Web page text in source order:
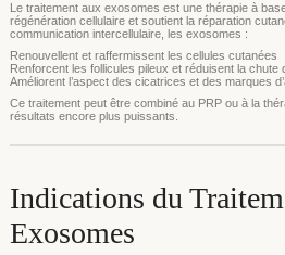
Le traitement aux exosomes est une thérapie à
régénération cellulaire et soutient la réparation
communication intercellulaire, les exosomes :
Renouvellent et raffermissent les cellules cutanées
Renforcent les follicules pileux et réduisent la chute
Améliorent l’aspect des cicatrices et des marques
Ce traitement peut être combiné au PRP ou à la
résultats encore plus puissants.
Indications du
Exosomes